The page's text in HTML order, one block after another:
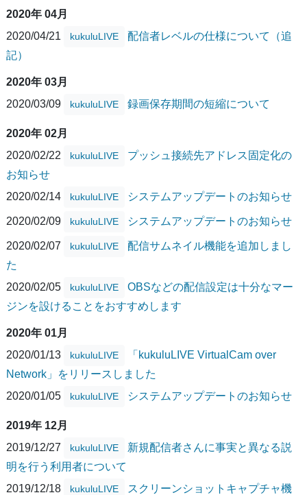
2020年 04月
2020/04/21
kukuluLIVE
配信者レベルの仕様について（追
記）
2020年 03月
2020/03/09
kukuluLIVE 録画保存期間の短縮について
2020年 02月
2020/02/22
kukuluLIVE
プッシュ接続先アドレス固定化の
お知らせ
2020/02/14
kukuluLIVE システムアップデートのお知らせ
2020/02/09 kukuluLIVE システムアップデートのお知らせ
2020/02/07 kukuluLIVE
配信サムネイル機能を追加しまし
た
2020/02/05
kukuluLIVE
OBSなどの配信設定は十分なマー
ジンを設けることをおすすめします
2020年 01月
2020/01/13
kukuluLIVE
「kukuluLIVE VirtualCam over
Network」をリリースしました
2020/01/05
kukuluLIVE システムアップデートのお知らせ
2019年 12月
2019/12/27
kukuluLIVE
新規配信者さんに事実と異なる説
明を行う利用者について
2019/12/18
kukuluLIVE
スクリーンショットキャプチャ機